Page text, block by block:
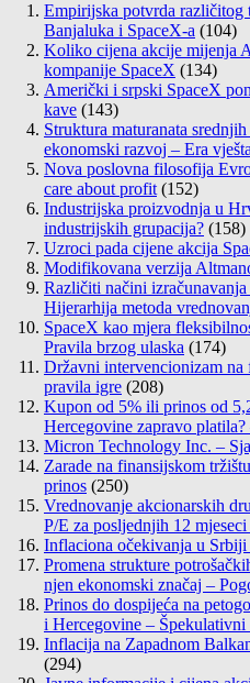
Empirijska potvrda različitog
Banjaluka i SpaceX-a (104)
Koliko cijena akcije mijenja
kompanije SpaceX (134)
Američki i srpski SpaceX
kave (143)
Struktura maturanata
ekonomski razvoj – Era
Nova poslovna filosofija
care about profit (152)
Industrijska proizvodnja u
industrijskih grupacija? (158)
Uzroci pada cijene akcija
Modifikovana verzija
Različiti načini
Hijerarhija metoda
SpaceX kao mjera
Pravila brzog ulaska (174)
Državni intervencionizam na
pravila igre (208)
Kupon od 5% ili prinos od
Hercegovine zapravo
Micron Technology Inc. –
Zarade na finansijskom
prinos (250)
Vrednovanje akcionarskih
P/E za posljednjih 12
Inflaciona očekivanja u
Promena strukture
njen ekonomski značaj –
Prinos do dospijeća na
i Hercegovine –
Inflacija na Zapadnom
(294)